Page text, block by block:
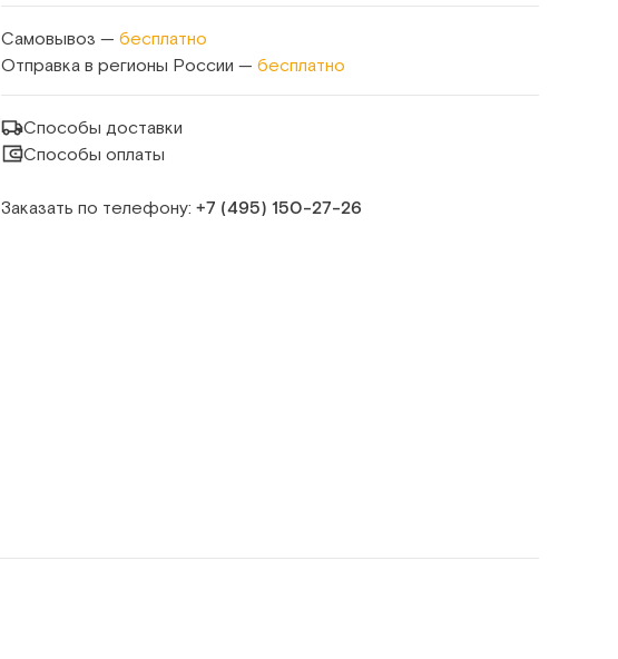
Самовывоз — бесплатно
Отправка в регионы России — бесплатно
Способы доставки
Способы оплаты
Заказать по телефону: +7 (495) 150‑27‑26